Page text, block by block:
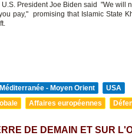
President Joe Biden said "We will
pay," promising that Islamic State
Méditerranée - Moyen Orient
USA
Affaires européennes
DE DEMAIN ET SUR